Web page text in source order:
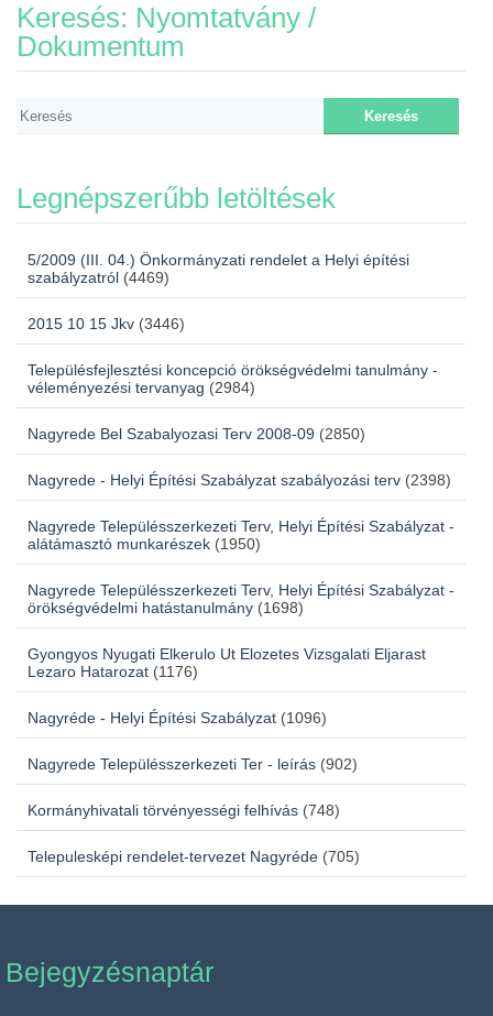
Keresés: Nyomtatvány /
Dokumentum
Legnépszerűbb letöltések
5/2009 (III. 04.) Önkormányzati rendelet a Helyi építési
szabályzatról (4469)
2015 10 15 Jkv (3446)
Településfejlesztési koncepció örökségvédelmi tanulmány -
véleményezési tervanyag (2984)
Nagyrede Bel Szabalyozasi Terv 2008-09 (2850)
Nagyrede - Helyi Építési Szabályzat szabályozási terv (2398)
Nagyrede Településszerkezeti Terv, Helyi Építési Szabályzat -
alátámasztó munkarészek (1950)
Nagyrede Településszerkezeti Terv, Helyi Építési Szabályzat -
örökségvédelmi hatástanulmány (1698)
Gyongyos Nyugati Elkerulo Ut Elozetes Vizsgalati Eljarast
Lezaro Hatarozat (1176)
Nagyréde - Helyi Építési Szabályzat (1096)
Nagyrede Településszerkezeti Ter - leírás (902)
Kormányhivatali törvényességi felhívás (748)
Telepulesképi rendelet-tervezet Nagyréde (705)
Bejegyzésnaptár